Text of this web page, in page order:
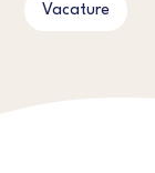
Vacature